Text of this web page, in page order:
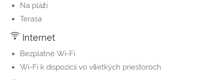
Na pláži
Terasa
Internet
Bezplatné Wi-Fi
Wi-Fi k dispozícii vo všetkých priestoroch